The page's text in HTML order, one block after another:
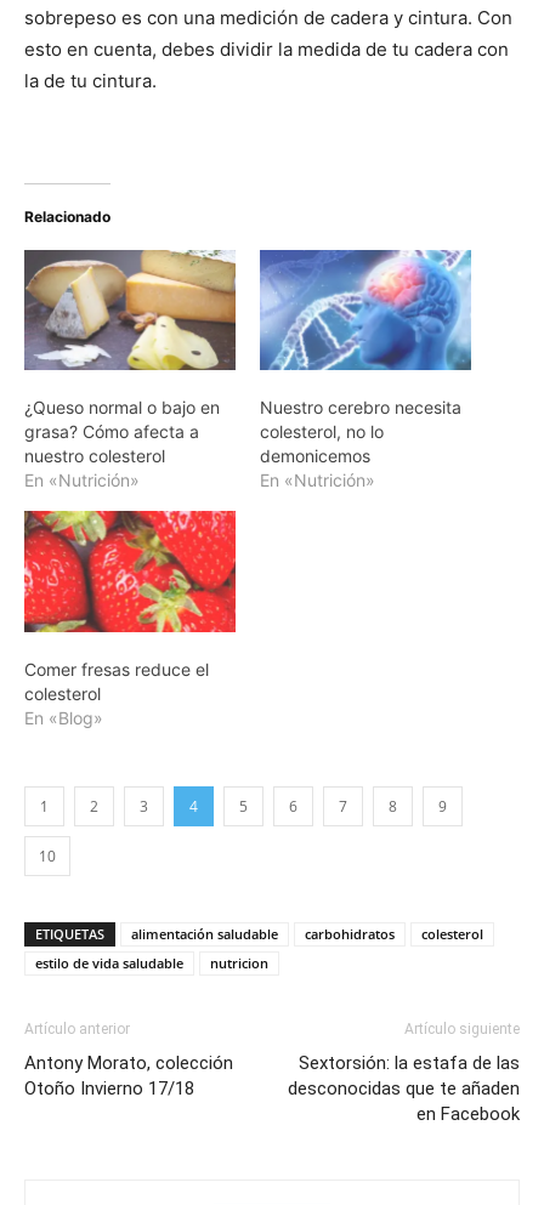
sobrepeso es con una medición de cadera y cintura. Con
esto en cuenta, debes dividir la medida de tu cadera con
la de tu cintura.
Relacionado
¿Queso normal o bajo en
grasa? Cómo afecta a
nuestro colesterol
En «Nutrición»
Nuestro cerebro necesita
colesterol, no lo
demonicemos
En «Nutrición»
Comer fresas reduce el
colesterol
En «Blog»
1 2 3 4 5 6 7 8 9
10
ETIQUETAS alimentación saludable carbohidratos
colesterol
estilo de vida saludable
nutricion
Artículo anterior
Antony Morato, colección
Otoño Invierno 17/18
Artículo siguiente
Sextorsión: la estafa de las
desconocidas que te añaden
en Facebook